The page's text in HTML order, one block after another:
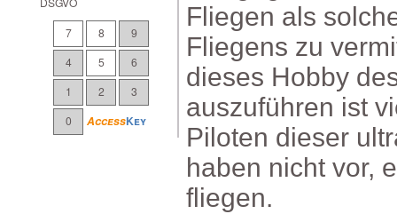
7
8
9
4
5
6
1
2
3
0
AccessKey
fliegen.